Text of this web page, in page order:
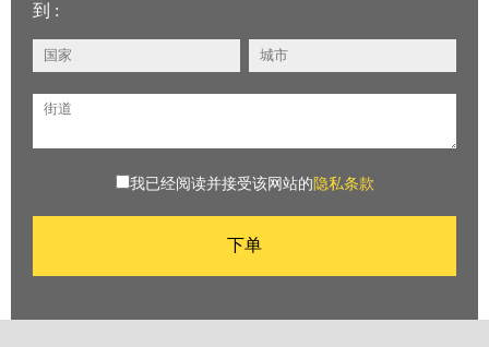
到 :
我已经阅读并接受该网站的 隐私条款
下单